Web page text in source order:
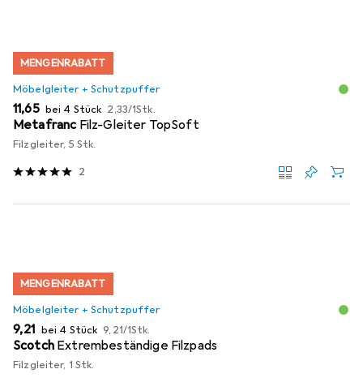
MENGENRABATT
Möbelgleiter + Schutzpuffer
EUR
11,65 bei 4 Stück EUR
2,33/1Stk.
Metafranc Filz-Gleiter TopSoft
Filzgleiter, 5 Stk.
2
MENGENRABATT
Möbelgleiter + Schutzpuffer
EUR
9,21 bei 4 Stück EUR
9,21/1Stk.
Scotch Extrembeständige Filzpads
Filzgleiter, 1 Stk.